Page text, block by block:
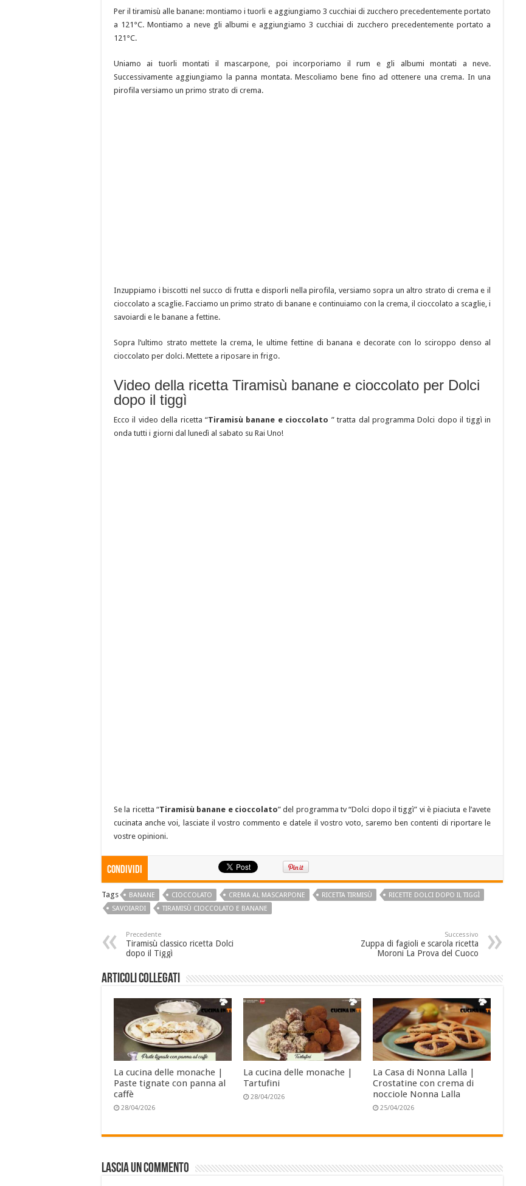
Per il tiramisù alle banane: montiamo i tuorli e aggiungiamo 3 cucchiai di zucchero precedentemente portato
a 121°C. Montiamo a neve gli albumi e aggiungiamo 3 cucchiai di zucchero precedentemente portato a
121°C.
Uniamo ai tuorli montati il mascarpone, poi incorporiamo il rum e gli albumi montati a neve.
Successivamente aggiungiamo la panna montata. Mescoliamo bene fino ad ottenere una crema. In una
pirofila versiamo un primo strato di crema.
Inzuppiamo i biscotti nel succo di frutta e disporli nella pirofila, versiamo sopra un altro strato di crema e il
cioccolato a scaglie. Facciamo un primo strato di banane e continuiamo con la crema, il cioccolato a scaglie, i
savoiardi e le banane a fettine.
Sopra l’ultimo strato mettete la crema, le ultime fettine di banana e decorate con lo sciroppo denso al
cioccolato per dolci. Mettete a riposare in frigo.
Video della ricetta Tiramisù banane e cioccolato per Dolci
dopo il tiggì
Ecco il video della ricetta “Tiramisù banane e cioccolato ” tratta dal programma Dolci dopo il tiggì in
onda tutti i giorni dal lunedì al sabato su Rai Uno!
Se la ricetta “Tiramisù banane e cioccolato” del programma tv “Dolci dopo il tiggì” vi è piaciuta e l’avete
cucinata anche voi, lasciate il vostro commento e datele il vostro voto, saremo ben contenti di riportare le
vostre opinioni.
Condividi
Tags BANANE CIOCCOLATO CREMA AL MASCARPONE RICETTA TIRMISÙ
RICETTE DOLCI DOPO IL TIGGÌ
SAVOIARDI
TIRAMISÙ CIOCCOLATO E BANANE
Precedente
Tiramisù classico ricetta Dolci
dopo il Tiggì
Successivo
Zuppa di fagioli e scarola ricetta
Moroni La Prova del Cuoco
Articoli collegati
La cucina delle monache |
Paste tignate con panna al
caffè
28/04/2026
La cucina delle monache |
Tartufini
28/04/2026
La Casa di Nonna Lalla |
Crostatine con crema di
nocciole Nonna Lalla
25/04/2026
Lascia un commento